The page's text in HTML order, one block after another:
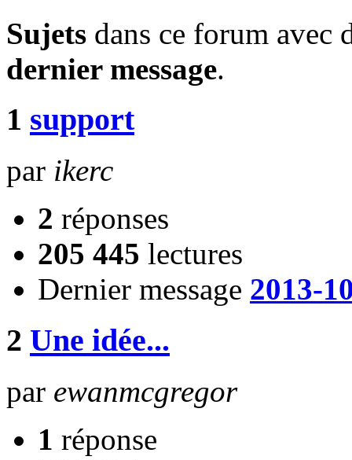
Sujets dans ce forum avec
dernier message.
1 support
par ikerc
2 réponses
205 445 lectures
Dernier message 2013-
2 Une idée...
par ewanmcgregor
1 réponse